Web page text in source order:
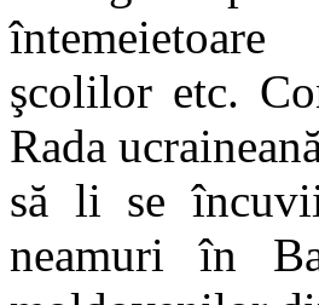
întemeietoare
şcolilor etc.
Rada
să li se
neamuri în